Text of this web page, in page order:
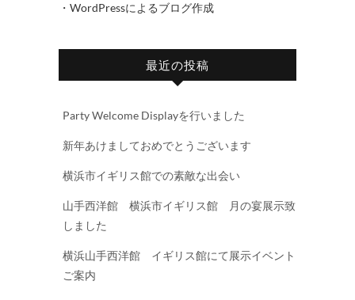
・WordPressによるブログ作成
最近の投稿
Party Welcome Displayを行いました
新年あけましておめでとうございます
横浜市イギリス館での素敵な出会い
山手西洋館 横浜市イギリス館 月の宴展示致
しました
横浜山手西洋館 イギリス館にて展示イベント
ご案内